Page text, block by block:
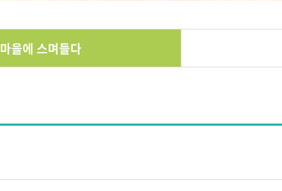
마을에 스며들다